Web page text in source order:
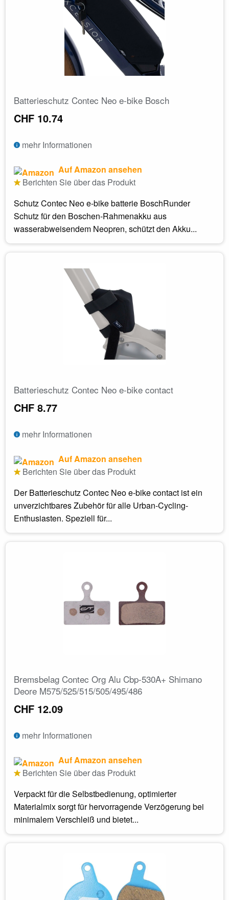
Batterieschutz Contec Neo e-bike Bosch
CHF 10.74
mehr Informationen
Auf Amazon ansehen
Berichten Sie über das Produkt
Schutz Contec Neo e-bike batterie BoschRunder
Schutz für den Boschen-Rahmenakku aus
wasserabweisendem Neopren, schützt den Akku...
Batterieschutz Contec Neo e-bike contact
CHF 8.77
mehr Informationen
Auf Amazon ansehen
Berichten Sie über das Produkt
Der Batterieschutz Contec Neo e-bike contact ist ein
unverzichtbares Zubehör für alle Urban-Cycling-
Enthusiasten. Speziell für...
Bremsbelag Contec Org Alu Cbp-530A+ Shimano
Deore M575/525/515/505/495/486
CHF 12.09
mehr Informationen
Auf Amazon ansehen
Berichten Sie über das Produkt
Verpackt für die Selbstbedienung, optimierter
Materialmix sorgt für hervorragende Verzögerung bei
minimalem Verschleiß und bietet...